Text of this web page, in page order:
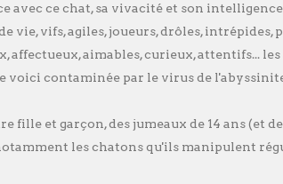
avec ce chat, sa vivacité et son
vie, vifs, agiles, joueurs, drôles, intrépides,
affectueux, aimables, curieux, attentifs...
voici contaminée par le virus de
fille et garçon, des jumeaux de 14 ans (et
les chatons qu'ils manipulent